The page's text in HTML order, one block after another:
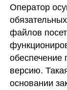
Оператор
файлов
обеспечение
версию.
основании